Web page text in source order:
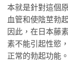
本就是針對這個
血管和使陰莖勃
因此，在日本藤
素不能引起性慾
正常的勃起功能